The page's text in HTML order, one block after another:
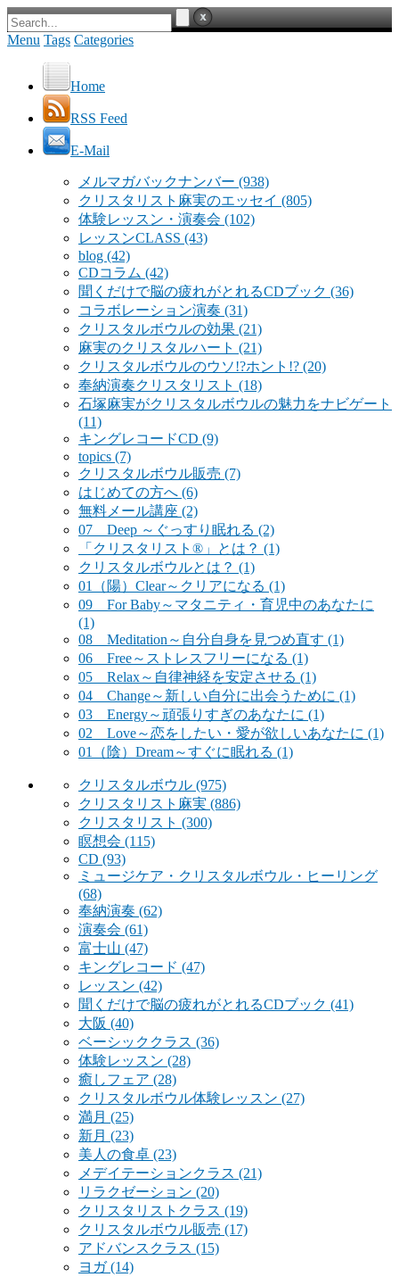
Menu Tags Categories
Home
RSS Feed
E-Mail
メルマガバックナンバー (938)
クリスタリスト麻実のエッセイ (805)
体験レッスン・演奏会 (102)
レッスンCLASS (43)
blog (42)
CDコラム (42)
聞くだけで脳の疲れがとれるCDブック (36)
コラボレーション演奏 (31)
クリスタルボウルの効果 (21)
麻実のクリスタルハート (21)
クリスタルボウルのウソ!?ホント!? (20)
奉納演奏クリスタリスト (18)
石塚麻実がクリスタルボウルの魅力をナビゲート
(11)
キングレコードCD (9)
topics (7)
クリスタルボウル販売 (7)
はじめての方へ (6)
無料メール講座 (2)
07 Deep ～ぐっすり眠れる (2)
「クリスタリスト®」とは？ (1)
クリスタルボウルとは？ (1)
01（陽）Clear～クリアになる (1)
09 For Baby～マタニティ・育児中のあなたに
(1)
08 Meditation～自分自身を見つめ直す (1)
06 Free～ストレスフリーになる (1)
05 Relax～自律神経を安定させる (1)
04 Change～新しい自分に出会うために (1)
03 Energy～頑張りすぎのあなたに (1)
02 Love～恋をしたい・愛が欲しいあなたに (1)
01（陰）Dream～すぐに眠れる (1)
クリスタルボウル (975)
クリスタリスト麻実 (886)
クリスタリスト (300)
瞑想会 (115)
CD (93)
ミュージケア・クリスタルボウル・ヒーリング
(68)
奉納演奏 (62)
演奏会 (61)
富士山 (47)
キングレコード (47)
レッスン (42)
聞くだけで脳の疲れがとれるCDブック (41)
大阪 (40)
ベーシッククラス (36)
体験レッスン (28)
癒しフェア (28)
クリスタルボウル体験レッスン (27)
満月 (25)
新月 (23)
美人の食卓 (23)
メデイテーションクラス (21)
リラクゼーション (20)
クリスタリストクラス (19)
クリスタルボウル販売 (17)
アドバンスクラス (15)
ヨガ(14)